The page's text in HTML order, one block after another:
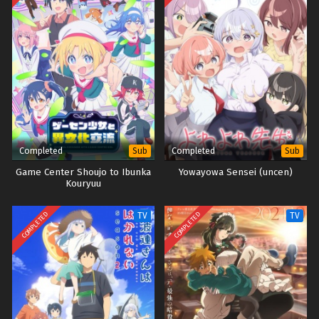
anak laki-laki lain berbusa, tapi Kuroiwa tetap tidak terpengaruh oleh
usahanya. Mona tidak tahu bahwa satu-satunya alasan Kuroiwa tidak
menyerah pada pesonanya adalah karena dia sedang berlatih menjadi
biksu dan dengan demikian berusaha sekuat tenaga untuk tidak
terkekang oleh kesenangan duniawi. Saat Mona berusaha sekuat tenaga
untuk memikat Kuroiwa, dia gagal menyadari bahwa kesatriaan Kuroiwa
yang tidak disengaja mungkin malah membuatnya jatuh cinta padanya.
Completed Sub
Game Center Shoujo to Ibunka
Kouryuu
Completed Sub
Yowayowa Sensei (uncen)
COMPLETED TV COMPLETED TV